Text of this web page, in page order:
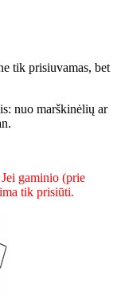
tik prisiuvamas, bet
nuo marškinėlių ar
gaminio (prie
tik prisiūti.